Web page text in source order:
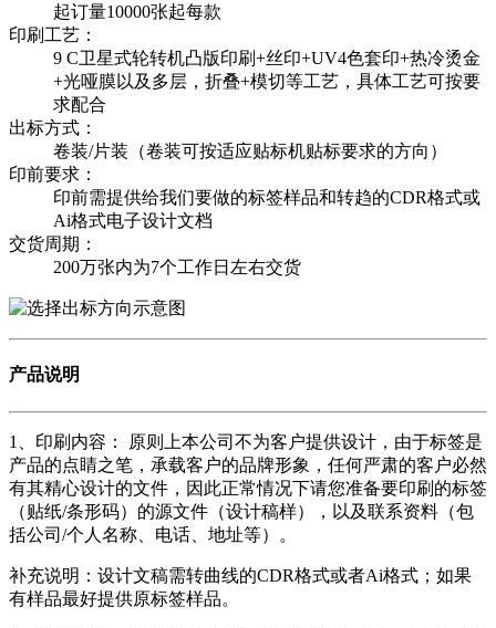
起订量10000张起每款
印刷工艺：
9 C卫星式轮转机凸版印刷+丝印+UV4色套印+热冷烫金
+光哑膜以及多层，折叠+模切等工艺，具体工艺可按要
求配合
出标方式：
卷装/片装（卷装可按适应贴标机贴标要求的方向）
印前要求：
印前需提供给我们要做的标签样品和转趋的CDR格式或
Ai格式电子设计文档
交货周期：
200万张内为7个工作日左右交货
产品说明
1、印刷内容： 原则上本公司不为客户提供设计，由于标签是
产品的点睛之笔，承载客户的品牌形象，任何严肃的客户必然
有其精心设计的文件，因此正常情况下请您准备要印刷的标签
（贴纸/条形码）的源文件（设计稿样），以及联系资料（包
括公司/个人名称、电话、地址等）。
补充说明：设计文稿需转曲线的CDR格式或者Ai格式；如果
有样品最好提供原标签样品。